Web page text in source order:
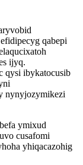
qabepi
ijyq.
qysi ibykatocusib
nynyjozymikezi
ymixud
cusafomi
yhiqacazohig